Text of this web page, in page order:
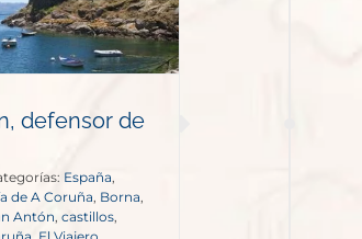
defensor de
España,
de A Coruña Borna
Antón, castillos